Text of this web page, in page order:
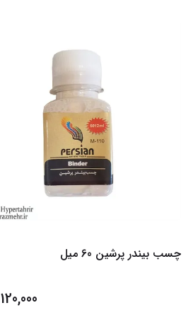
چسب بیندر پرشین 60 میل
120,000